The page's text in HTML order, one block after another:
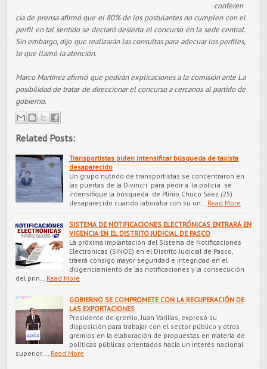
conferen
cia de prensa afirmó que el 80% de los postulantes no cumplen con el
perfil en tal sentido se declaró desierta el concurso en la sede central.
Sin embargo, dijo que realizarán las consultas para adecuar los perfiles,
lo que llamó la atención.
Marco Martínez afirmó que pedirán explicaciones a la comisión ante La
posibilidad de tratar de direccionar el concurso a cercanos al partido de
gobierno.
Related Posts:
Transportistas piden intensificar búsqueda de taxista
desaparecido
Un grupo nutrido de transportistas se concentraron en
las puertas de la Divincri para pedir a la policía se
intensifique la búsqueda de Plinio Chuco Sáez (25)
desaparecido cuando laboraba con su un…
Read More
SISTEMA DE NOTIFICACIONES ELECTRÓNICAS ENTRARÁ EN
VIGENCIA EN EL DISTRITO JUDICIAL DE PASCO
La próxima implantación del Sistema de Notificaciones
Electrónicas (SINOE) en el Distrito Judicial de Pasco,
traerá consigo mayor seguridad e integridad en el
diligenciamiento de las notificaciones y la consecución
del prin…
Read More
GOBIERNO SE COMPROMETE CON LA RECUPERACIÓN DE
LAS EXPORTACIONES
Presidente de gremio, Juan Varilias, expresó su
disposición para trabajar con el sector público y otros
gremios en la elaboración de propuestas en materia de
políticas públicas orientados hacia un interés nacional
superior.…
Read More